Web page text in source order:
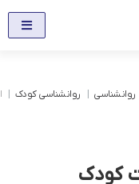
روانشناسی روانشناسی کودک
کودک